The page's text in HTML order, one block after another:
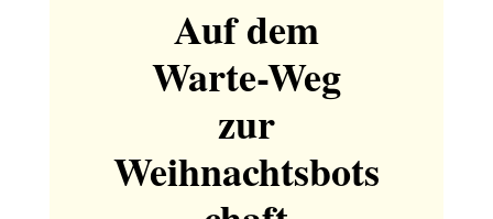
Auf dem
Warte-Weg
zur
Weihnachtsbots